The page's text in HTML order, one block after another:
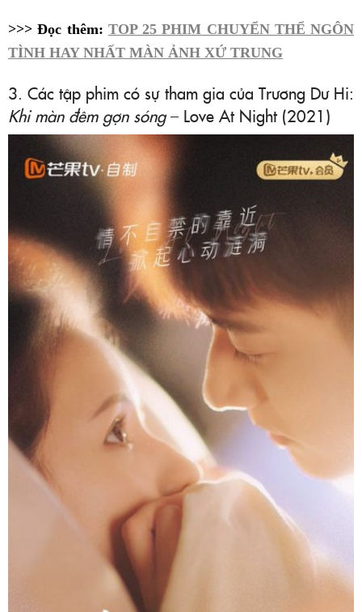
>>> Đọc thêm: TOP 25 PHIM CHUYỂN THỂ NGÔN
TÌNH HAY NHẤT MÀN ẢNH XỨ TRUNG
3. Các tập phim có sự tham gia của Trương Dư Hi:
Khi màn đêm gợn sóng– Love At Night (2021)